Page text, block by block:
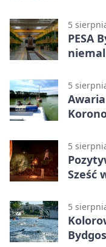
5
PESA
5
5
Sześć
5